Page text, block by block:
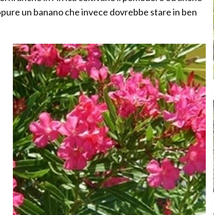
un banano che invece dovrebbe stare in ben